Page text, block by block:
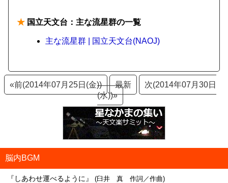
★ 国立天文台：主な流星群の一覧
主な流星群 | 国立天文台(NAOJ)
«前(2014年07月25日(金)) 最新
次(2014年07月30日
(水))»
脳内BGM
『しあわせ運べるように』 (臼井 真 作詞／作曲)